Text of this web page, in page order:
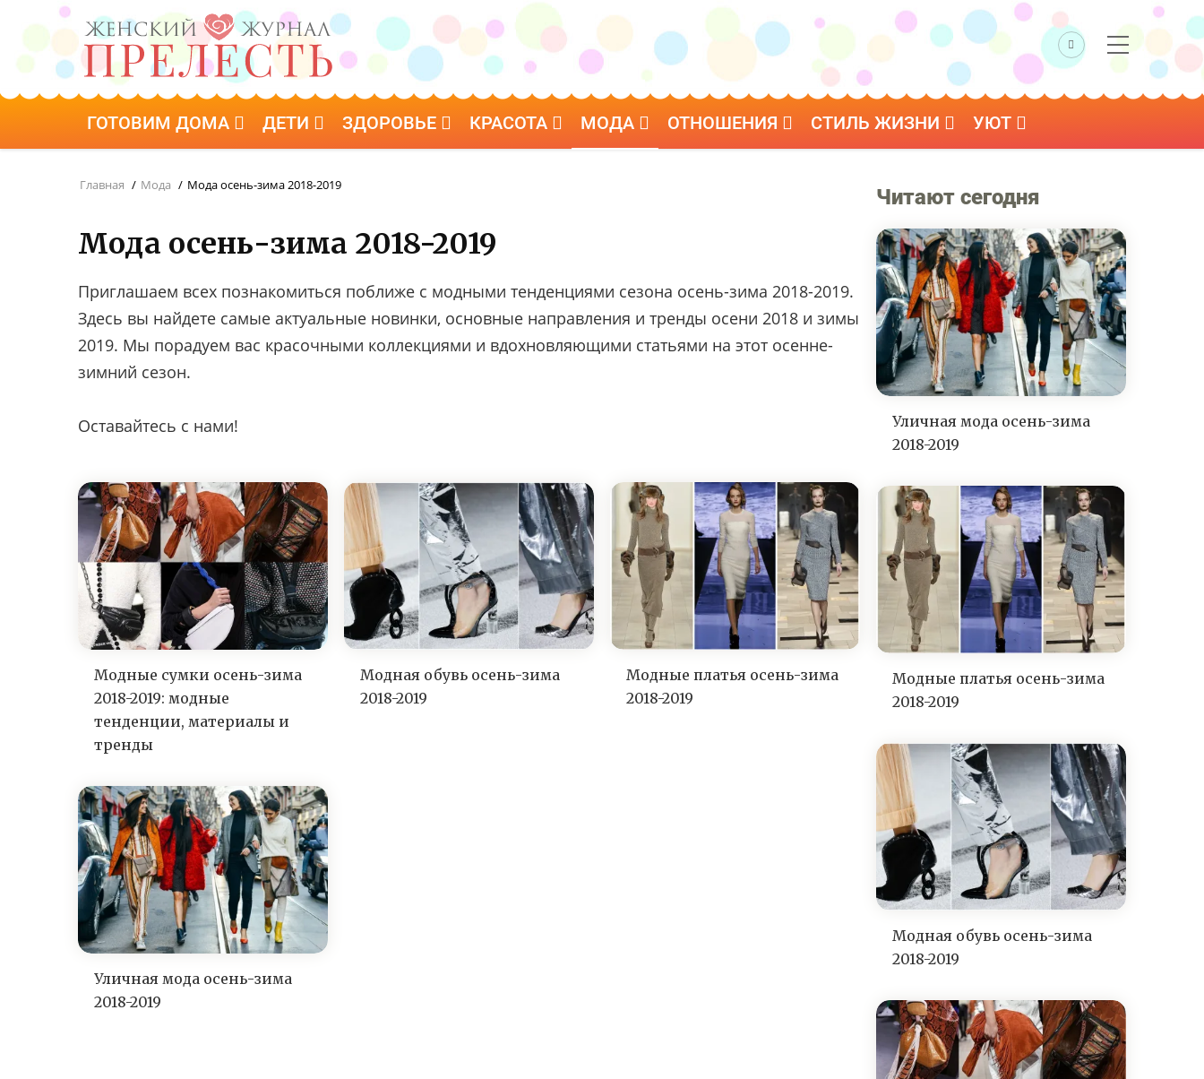
ГОТОВИМ ДОМА ДЕТИ ЗДОРОВЬЕ КРАСОТА МОДА ОТНОШЕНИЯ СТИЛЬ ЖИЗНИ УЮТ
Главная / Мода / Мода осень-зима 2018-2019
Мода осень-зима 2018-2019
Приглашаем всех познакомиться поближе с модными тенденциями сезона осень-зима 2018-2019.
Здесь вы найдете самые актуальные новинки, основные направления и тренды осени 2018 и зимы
2019. Мы порадуем вас красочными коллекциями и вдохновляющими статьями на этот осенне-
зимний сезон.
Оставайтесь с нами!
Модные сумки осень-зима
2018-2019: модные
тенденции, материалы и
тренды
Модная обувь осень-зима
2018-2019
Модные платья осень-зима
2018-2019
Уличная мода осень-зима
2018-2019
Читают сегодня
Уличная мода осень-зима
2018-2019
Модные платья осень-зима
2018-2019
Модная обувь осень-зима
2018-2019